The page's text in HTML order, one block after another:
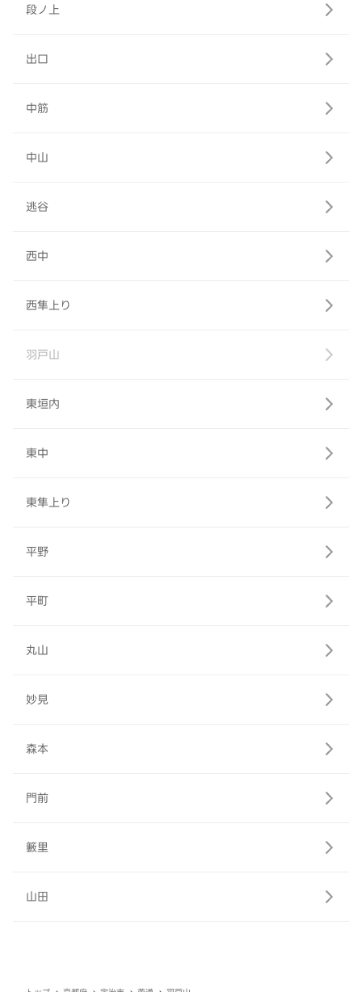
段ノ上
出口
中筋
中山
逃谷
西中
西隼上り
羽戸山
東垣内
東中
東隼上り
平野
平町
丸山
妙見
森本
門前
籔里
山田